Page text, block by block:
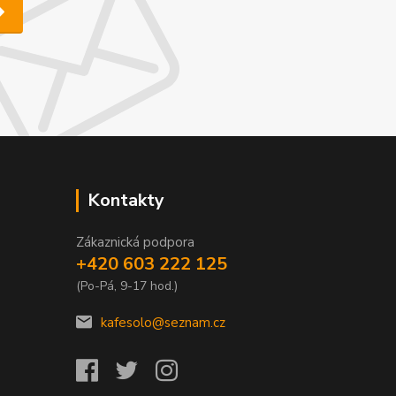
Kontakty
Zákaznická podpora
+420 603 222 125
(Po-Pá, 9-17 hod.)
kafesolo@seznam.cz